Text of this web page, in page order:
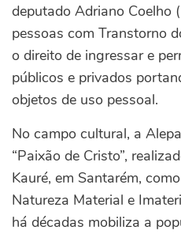
deputado Adriano Coelho
pessoas com Transtorno
o direito de ingressar e
públicos e privados
objetos de uso pessoal.
No campo cultural, a
“Paixão de Cristo”,
Kauré, em Santarém,
Natureza Material e
há décadas mobiliza a